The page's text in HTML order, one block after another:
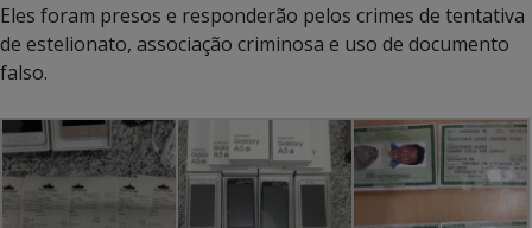
Eles foram presos e responderão pelos crimes de tentativa
de estelionato, associação criminosa e uso de documento
falso.